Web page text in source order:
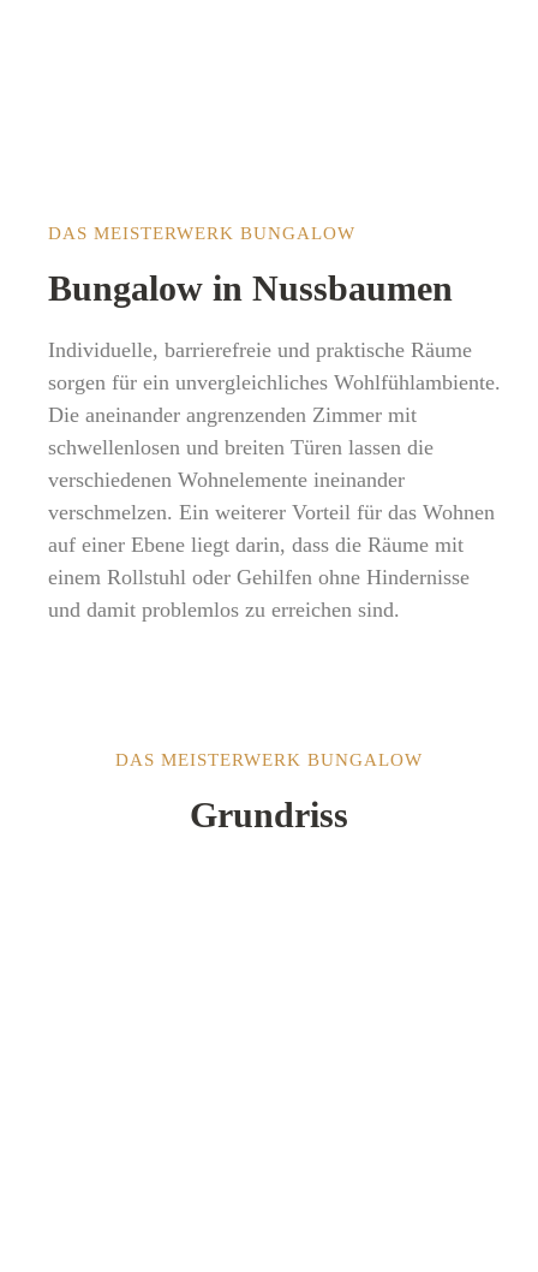
DAS MEISTERWERK BUNGALOW
Bungalow in Nussbaumen
Individuelle, barrierefreie und praktische Räume
sorgen für ein unvergleichliches Wohlfühlambiente.
Die aneinander angrenzenden Zimmer mit
schwellenlosen und breiten Türen lassen die
verschiedenen Wohnelemente ineinander
verschmelzen. Ein weiterer Vorteil für das Wohnen
auf einer Ebene liegt darin, dass die Räume mit
einem Rollstuhl oder Gehilfen ohne Hindernisse
und damit problemlos zu erreichen sind.
DAS MEISTERWERK BUNGALOW
Grundriss